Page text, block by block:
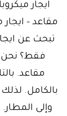
مقاعد –
وإلى المطار.